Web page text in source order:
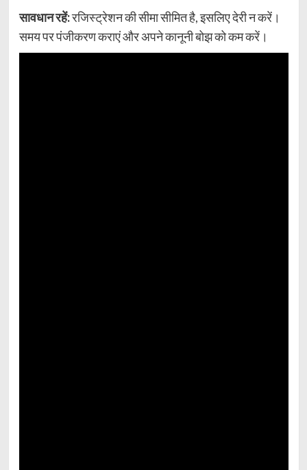
सावधान रहें:रजिस्ट्रेशन की सीमा सीमित है, इसलिए देरी न करें।
समय पर पंजीकरण कराएं और अपने कानूनी बोझ को कम करें।